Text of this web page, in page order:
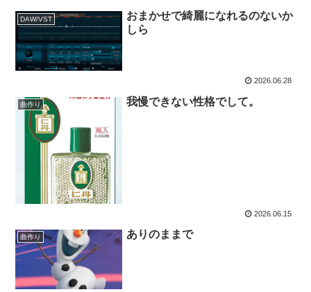
DAW/VST
おまかせで綺麗になれるのないか
しら
2026.06.28
曲作り 我慢できない性格でして。
2026.06.15
曲作り ありのままで